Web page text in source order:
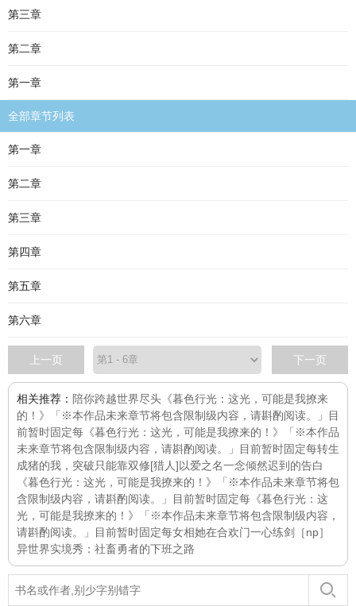
第三章
第二章
第一章
全部章节列表
第一章
第二章
第三章
第四章
第五章
第六章
上一页 下一页
相关推荐： 陪你跨越世界尽头 《暮色行光：这光，可能是我撩来
的！》「※本作品未来章节将包含限制级内容，请斟酌阅读。」目
前暂时固定每 《暮色行光：这光，可能是我撩来的！》「※本作品
未来章节将包含限制级内容，请斟酌阅读。」目前暂时固定每转生
成猪的我，突破只能靠双修[猎人]以爱之名一念倾然迟到的告白
《暮色行光：这光，可能是我撩来的！》「※本作品未来章节将包
含限制级内容，请斟酌阅读。」目前暂时固定每 《暮色行光：这
光，可能是我撩来的！》「※本作品未来章节将包含限制级内容，
请斟酌阅读。」目前暂时固定每女相她在合欢门一心练剑［np］
异世界实境秀：社畜勇者的下班之路